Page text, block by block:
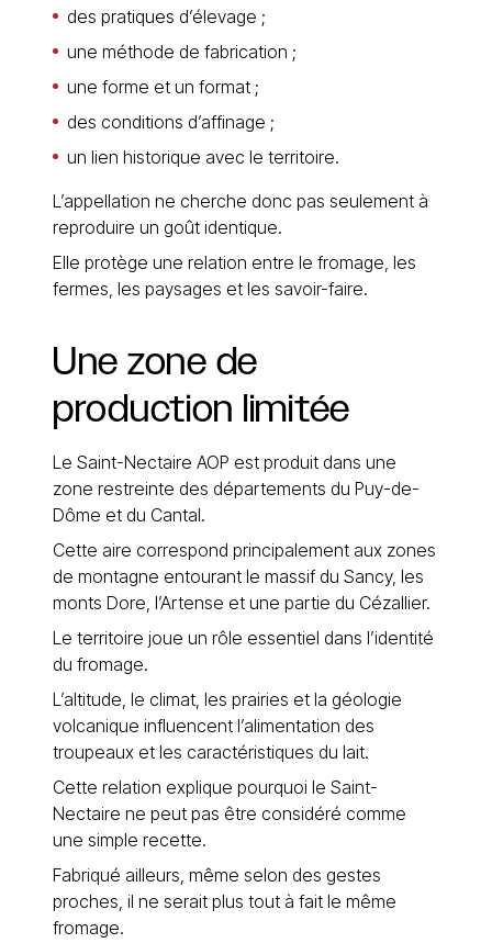
des pratiques d’élevage ;
une méthode de fabrication ;
une forme et un format ;
des conditions d’affinage ;
un lien historique avec le territoire.
L’appellation ne cherche donc pas seulement à
reproduire un goût identique.
Elle protège une relation entre le fromage, les
fermes, les paysages et les savoir-faire.
Une zone de
production limitée
Le Saint-Nectaire AOP est produit dans une
zone restreinte des départements du Puy-de-
Dôme et du Cantal.
Cette aire correspond principalement aux zones
de montagne entourant le massif du Sancy, les
monts Dore, l’Artense et une partie du Cézallier.
Le territoire joue un rôle essentiel dans l’identité
du fromage.
L’altitude, le climat, les prairies et la géologie
volcanique influencent l’alimentation des
troupeaux et les caractéristiques du lait.
Cette relation explique pourquoi le Saint-
Nectaire ne peut pas être considéré comme
une simple recette.
Fabriqué ailleurs, même selon des gestes
proches, il ne serait plus tout à fait le même
fromage.